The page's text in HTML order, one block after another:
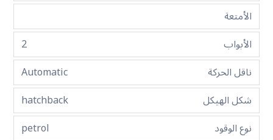
الأمتعة
الأبواب
2
ناقل الحركة
Automatic
شكل الهيكل
hatchback
نوع الوقود
petrol